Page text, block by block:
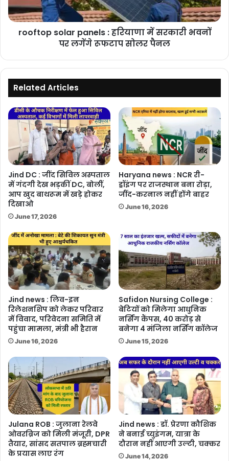
भवनों
पर
लगेंगेrooftop solar panels : हरियाणा में सरकारी भवनों
पर लगेंगे रूफटाप सोलर पैनल
Related Articles
Jind DC : जींद सिविल अस्पताल
में गंदगी देख भड़कीं DC, बोलीं,
आप खुद बाथरूम में खड़े होकर
दिखाओ
June 17, 2026
Haryana news : NCR री-
ड्रॉइंग पर राजस्थान बना रोड़ा,
जींद-करनाल नहीं होंगे बाहर
June 16, 2026
Jind news : लिव-इन
रिलेशनशिप को लेकर परिवार
में विवाद, परिवेदना समिति में
पहुंचा मामला, मंत्री भी हैरान
June 16, 2026
Safidon Nursing College :
बेटियों को मिलेगा आधुनिक
नर्सिंग कैंपस, 40 करोड़ से
बनेगा 4 मंजिला नर्सिंग कॉलेज
June 15, 2026
Julana ROB : जुलाना रेलवे
ओवरब्रिज को मिली मंजूरी, DPR
तैयार, सांसद सतपाल ब्रह्मचारी
के प्रयास लाए रंग
Jind news : डॉ. प्रेरणा कौशिक
ने बनाई च्युइंगम, यात्रा के
दौरान नहीं आएगी उल्टी, चक्कर
June 14, 2026